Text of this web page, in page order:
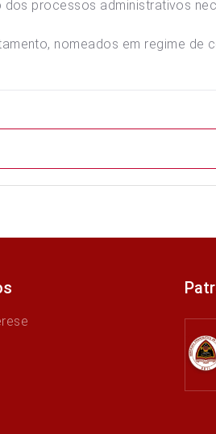
processos administrativos
nomeados em regime de